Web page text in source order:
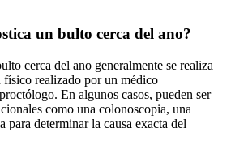
un bulto cerca del ano?
cerca del ano generalmente se realiza
físico realizado por un médico
En algunos casos, pueden ser
como una colonoscopia, una
para determinar la causa exacta del